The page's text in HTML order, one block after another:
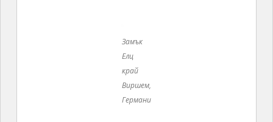
Замък
Елц
край